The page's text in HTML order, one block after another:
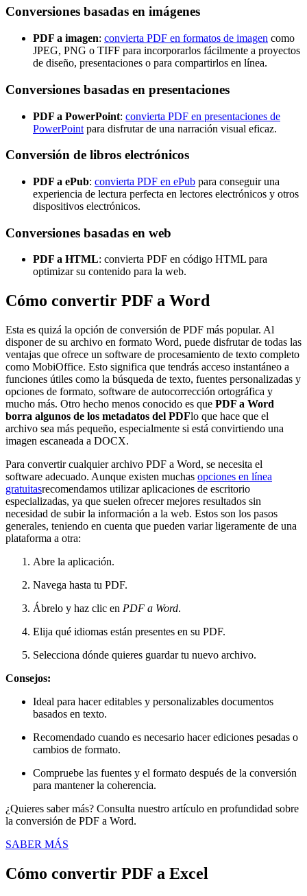
Conversiones basadas en imágenes
PDF a imagen: convierta PDF en formatos de imagen como
JPEG, PNG o TIFF para incorporarlos fácilmente a proyectos
de diseño, presentaciones o para compartirlos en línea.
Conversiones basadas en presentaciones
PDF a PowerPoint: convierta PDF en presentaciones de
PowerPoint para disfrutar de una narración visual eficaz.
Conversión de libros electrónicos
PDF a ePub: convierta PDF en ePub para conseguir una
experiencia de lectura perfecta en lectores electrónicos y otros
dispositivos electrónicos.
Conversiones basadas en web
PDF a HTML: convierta PDF en código HTML para
optimizar su contenido para la web.
Cómo convertir PDF a Word
Esta es quizá la opción de conversión de PDF más popular. Al
disponer de su archivo en formato Word, puede disfrutar de todas las
ventajas que ofrece un software de procesamiento de texto completo
como MobiOffice. Esto significa que tendrás acceso instantáneo a
funciones útiles como la búsqueda de texto, fuentes personalizadas y
opciones de formato, software de autocorrección ortográfica y
mucho más. Otro hecho menos conocido es que PDF a Word
borra algunos de los metadatos del PDFlo que hace que el
archivo sea más pequeño, especialmente si está convirtiendo una
imagen escaneada a DOCX.
Para convertir cualquier archivo PDF a Word, se necesita el
software adecuado. Aunque existen muchas opciones en línea
gratuitasrecomendamos utilizar aplicaciones de escritorio
especializadas, ya que suelen ofrecer mejores resultados sin
necesidad de subir la información a la web. Estos son los pasos
generales, teniendo en cuenta que pueden variar ligeramente de una
plataforma a otra:
Abre la aplicación.
Navega hasta tu PDF.
Ábrelo y haz clic en PDF a Word.
Elija qué idiomas están presentes en su PDF.
Selecciona dónde quieres guardar tu nuevo archivo.
Consejos:
Ideal para hacer editables y personalizables documentos
basados en texto.
Recomendado cuando es necesario hacer ediciones pesadas o
cambios de formato.
Compruebe las fuentes y el formato después de la conversión
para mantener la coherencia.
¿Quieres saber más? Consulta nuestro artículo en profundidad sobre
la conversión de PDF a Word.
SABER MÁS
Cómo convertir PDF a Excel